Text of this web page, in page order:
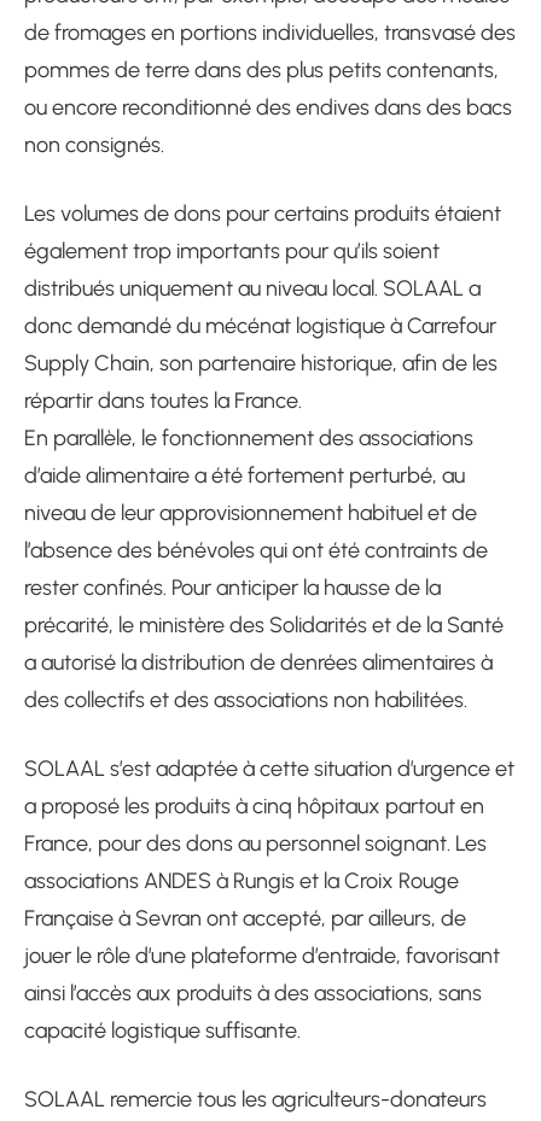
de fromages en portions individuelles, transvasé des
pommes de terre dans des plus petits contenants,
ou encore reconditionné des endives dans des bacs
non consignés.
Les volumes de dons pour certains produits étaient
également trop importants pour qu’ils soient
distribués uniquement au niveau local. SOLAAL a
donc demandé du mécénat logistique à Carrefour
Supply Chain, son partenaire historique, afin de les
répartir dans toutes la France.
En parallèle, le fonctionnement des associations
d’aide alimentaire a été fortement perturbé, au
niveau de leur approvisionnement habituel et de
l’absence des bénévoles qui ont été contraints de
rester confinés. Pour anticiper la hausse de la
précarité, le ministère des Solidarités et de la Santé
a autorisé la distribution de denrées alimentaires à
des collectifs et des associations non habilitées.
SOLAAL s’est adaptée à cette situation d’urgence et
a proposé les produits à cinq hôpitaux partout en
France, pour des dons au personnel soignant. Les
associations ANDES à Rungis et la Croix Rouge
Française à Sevran ont accepté, par ailleurs, de
jouer le rôle d’une plateforme d’entraide, favorisant
ainsi l’accès aux produits à des associations, sans
capacité logistique suffisante.
SOLAAL remercie tous les agriculteurs-donateurs